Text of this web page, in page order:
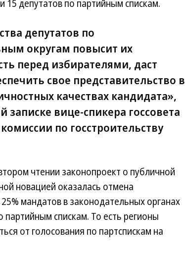
депутатов по партийным спискам.
депутатов по
округам повысит их
перед избирателями, даст
свое представительство в
качествах кандидата»,
вице-спикера госсовета
по госстроительству
чтении законопроект о публичной
новацией оказалась отмена
мандатов в законодательных органах
спискам. То есть регионы
от голосования по партспискам на